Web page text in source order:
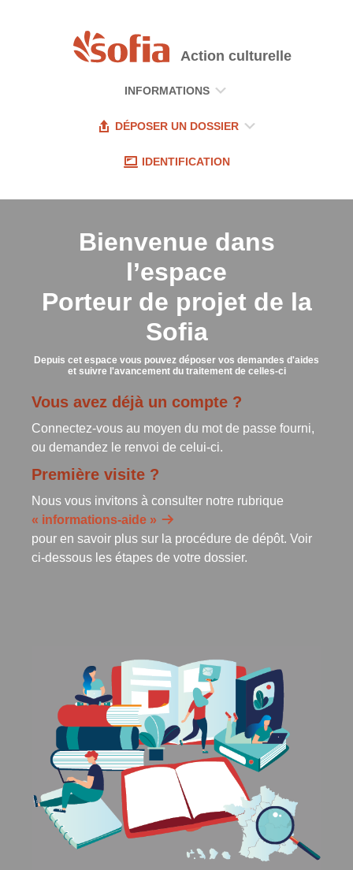
Action culturelle
INFORMATIONS
DÉPOSER UN DOSSIER
IDENTIFICATION
Bienvenue dans
l’espace
Porteur de projetde la
Sofia
Depuis cet espace vous pouvez déposer vos demandes d'aides
et suivre l'avancement du traitement de celles-ci
Vous avez déjà un compte ?
Connectez-vous au moyen du mot de passe fourni,
ou demandez le renvoi de celui-ci.
Première visite ?
Nous vous invitons à consulter notre rubrique
« informations-aide »
pour en savoir plus sur la procédure de dépôt. Voir
ci-dessous les étapes de votre dossier.